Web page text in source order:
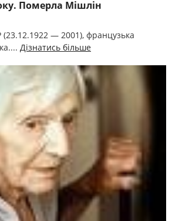
Померла Мішлін
— 2001), французька
Дізнатись більше